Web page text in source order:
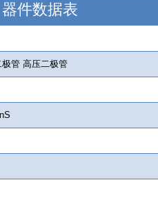
器件数据表
管 高压二极管